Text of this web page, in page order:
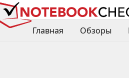
Главная
Обзоры